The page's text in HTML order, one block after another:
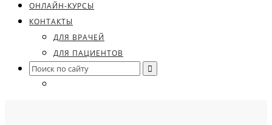
ОНЛАЙН-КУРСЫ
КОНТАКТЫ
ДЛЯ ВРАЧЕЙ
ДЛЯ ПАЦИЕНТОВ
Search
for: